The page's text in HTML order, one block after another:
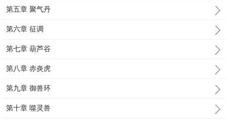
第五章 聚气丹
第六章 征调
第七章 葫芦谷
第八章 赤炎虎
第九章 御兽环
第十章 噬灵兽